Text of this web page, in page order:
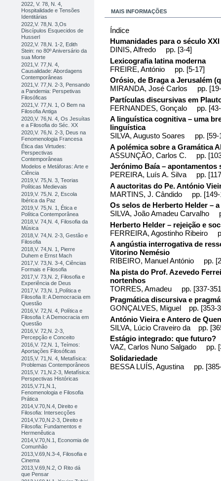
2022, V. 78, N. 4,
Hospitalidade e Tensões
Identitárias
2022,V. 78,N. 3,Os
Discípulos Esquecidos de
Husserl
2022,V. 78,N. 1-2, Edith
Stein: no 80º Aniversário da
sua Morte
2021,V. 77,N. 4,
Causalidade: Abordagens
Contemporâneas
2021,V. 77,N. 2-3, Pensando
a Pandemia: Perspetivas
Filosóficas
2021,V. 77,N. 1, O Bem na
Filosofia Antiga
2020,V. 76,N. 4, Os Jesuítas
e a Filosofia do Séc. XX
2020,V. 76,N. 2-3, Deus na
Fenomenologia Francesa
Ética das Virtudes:
Perspectivas
Contemporâneas
Modelos e Metáforas: Arte e
Ciência
2019,V. 75,N. 3, Teorias
Políticas Medievais
2019,V. 75,N. 2, Escola
Ibérica da Paz
2019,V. 75,N. 1, Ética e
Política Contemporânea
2018,V. 74,N. 4, Filosofia da
Música
2018,V. 74,N. 2-3, Gestão e
Filosofia
2018,V. 74,N. 1, Pierre
Duhem e Ernst Mach
2017,V. 73,N. 3-4, Ciências
Formais e Filosofia
2017,V. 73,N. 2, Filosofia e
Experiência de Deus
2017,V. 73,N. 1,Política e
Filosofia II: A Democracia em
Questão
2016,V. 72,N. 4, Política e
Filosofia I: A Democracia em
Questão
2016,V. 72,N. 2-3,
Percepção e Conceito
2016,V. 72,N. 1, Teímos:
Aportações Filosóficas
2015,V. 71,N. 4, Metafísica:
Problemas Contemporâneos
2015,V. 71,N.2-3, Metafísica:
Perspectivas Históricas
2015,V.71,N.1,
Fenomenologia e Filosofia
Prática
2014,V.70,N.4, Direito e
Filosofia: Intersecções
2014,V.70,N.2-3, Direito e
Filosofia: Fundamentos e
Hermenêutica
2014,V.70,N.1, Economia de
Comunhão
2013,V.69,N.3-4, Filosofia e
Cinema
2013,V.69,N.2, O Rito dá
que Pensar
MAIS INFORMAÇÕES
Índice
Humanidades para o século XXI
DINIS, Alfredo pp. [3-4]
Lexicografia latina moderna
FREIRE, António pp. [5-17]
Orósio, de Braga a Jerusalém
MIRANDA, José Carlos pp.
Partículas discursivas em
FERNANDES, Gonçalo pp.
A linguística cognitiva – uma
linguística
SILVA, Augusto Soares pp. [59-
A polémica sobre a Gramática
ASSUNÇÃO, Carlos C. pp.
Jerónimo Baía – apontamentos
PEREIRA, Luís A. Silva pp.
A auctoritas do Pe. António
MARTINS, J. Cândido pp. [149-
Os selos de Herberto Helder –
SILVA, João Amadeu Carvalho
Herberto Helder – rejeição e
FERREIRA, Agostinho Ribeiro
A angústia interrogativa de
Vitorino Nemésio
RIBEIRO, Manuel António pp.
Na pista do Prof. Azevedo
nortenhos
TORRES, Amadeu pp. [337-
Pragmática discursiva e
GONÇALVES, Miguel pp. [353-
António Vieira e Antero de
SILVA, Lúcio Craveiro da pp.
Estágio integrado: que futuro?
VAZ, Carlos Nuno Salgado pp.
Solidariedade
BESSA LUÍS, Agustina pp.